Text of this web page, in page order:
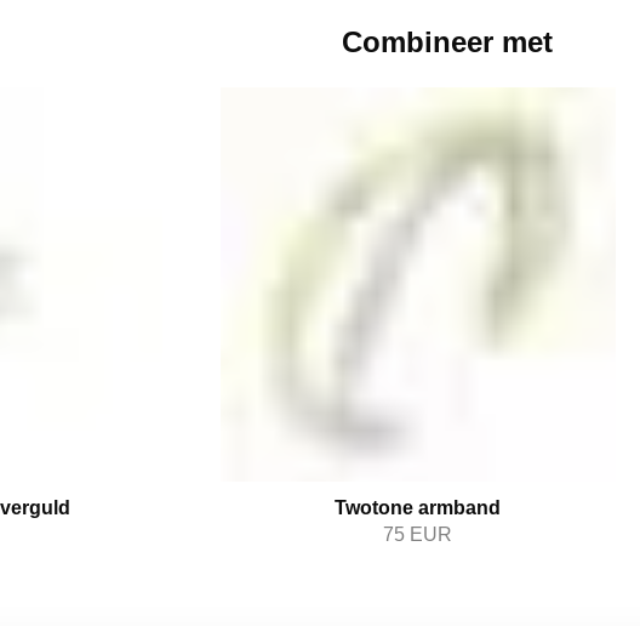
Combineer met
Twotone armband
75 EUR